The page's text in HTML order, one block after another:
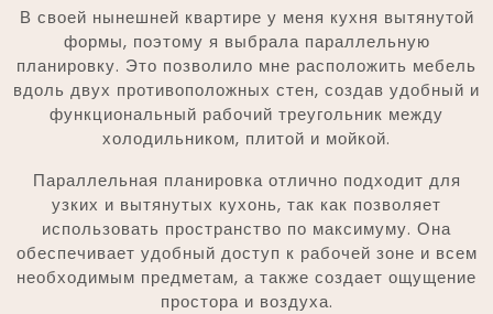
В своей нынешней квартире у меня кухня вытянутой
формы, поэтому я выбрала параллельную
планировку. Это позволило мне расположить мебель
вдоль двух противоположных стен, создав удобный и
функциональный рабочий треугольник между
холодильником, плитой и мойкой.
Параллельная планировка отлично подходит для
узких и вытянутых кухонь, так как позволяет
использовать пространство по максимуму. Она
обеспечивает удобный доступ к рабочей зоне и всем
необходимым предметам, а также создает ощущение
простора и воздуха.